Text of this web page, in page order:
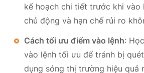
kế hoạch chi tiết trước khi vào
chủ động và hạn chế rủi ro
Cách tối ưu điểm vào lệnh:
vào lệnh tối ưu để tránh bị
dụng sóng thị trường hiệu quả